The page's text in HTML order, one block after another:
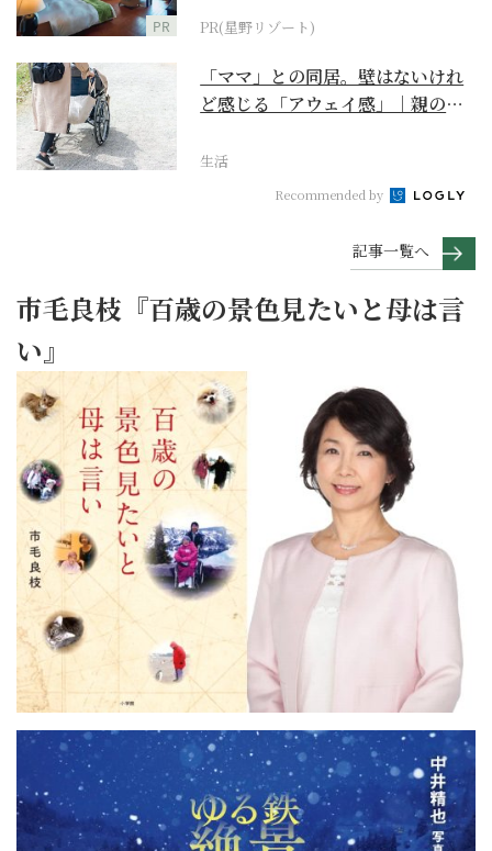
PR PR(星野リゾート)
「ママ」との同居。壁はないけれ
ど感じる「アウェイ感」｜親の終
生活
Recommended by
記事一覧へ
市毛良枝『百歳の景色見たいと母は言
い』